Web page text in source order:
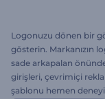
Logonuzu dönen bir
gösterin. Markanızın
sade arkapalan
girişleri, çevrimiçi
şablonu hemen